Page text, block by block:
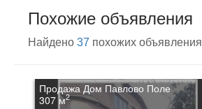
Похожие объявления
Найдено 37 похожих объявления
Продажа Дом Павлово Поле
307 м2